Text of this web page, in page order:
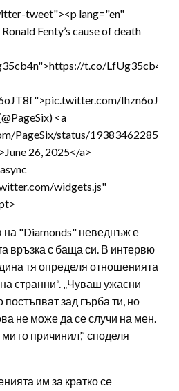
tweet"><p lang="en"
Fenty’s cause of death
t.co/LfUg35cb4n</
<a
PageSix/status/
26, 2025</a>
widgets.js"
на "Diamonds" неведнъж е
връзка с баща си. В интервю
тя определя отношенията
странни“. „Чуваш ужасни
постъпват зад гърба ти, но
не може да се случи на мен.
го причинил’,“ споделя
им за кратко се